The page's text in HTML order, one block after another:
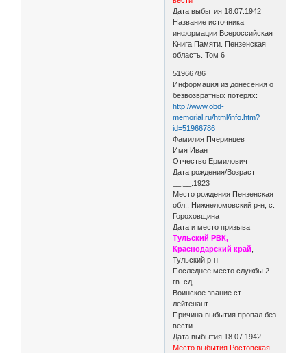
Дата выбытия 18.07.1942
Название источника
информации Всероссийская
Книга Памяти. Пензенская
область. Том 6
51966786
Информация из донесения о
безвозвратных потерях:
http://www.obd-
memorial.ru/html/info.htm?
id=51966786
Фамилия Пчеринцев
Имя Иван
Отчество Ермилович
Дата рождения/Возраст
__.__.1923
Место рождения Пензенская
обл., Нижнеломовский р-н, с.
Гороховщина
Дата и место призыва
Тульский РВК,
Краснодарский край
Тульский р-н
Последнее место службы 2
гв. сд
Воинское звание ст.
лейтенант
Причина выбытия пропал без
вести
Дата выбытия 18.07.1942
Место выбытия Ростовская